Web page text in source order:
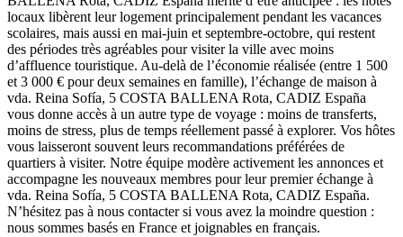
locaux libèrent leur logement principalement pendant les vacances
scolaires, mais aussi en mai-juin et septembre-octobre, qui restent
des périodes très agréables pour visiter la ville avec moins
d’affluence touristique. Au-delà de l’économie réalisée (entre 1 500
et 3 000 € pour deux semaines en famille), l’échange de maison à
vda. Reina Sofía, 5 COSTA BALLENA Rota, CADIZ España
vous donne accès à un autre type de voyage : moins de transferts,
moins de stress, plus de temps réellement passé à explorer. Vos hôtes
vous laisseront souvent leurs recommandations préférées de
quartiers à visiter. Notre équipe modère activement les annonces et
accompagne les nouveaux membres pour leur premier échange à
vda. Reina Sofía, 5 COSTA BALLENA Rota, CADIZ España.
N’hésitez pas à nous contacter si vous avez la moindre question :
nous sommes basés en France et joignables en français.